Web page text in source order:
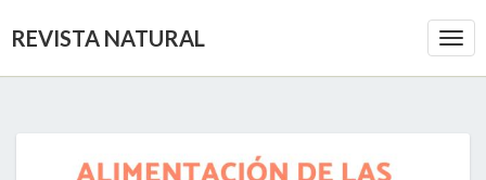
REVISTA NATURAL